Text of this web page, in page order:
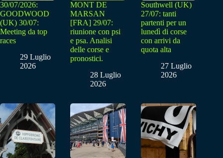
30/07/2026:
GOODWOOD
(UK) 30/07:
Meeting da top
races
29 Luglio
2026
MONT DE
MARSAN
[FRA] 29/07:
riunione con psi
e psa. Analisi
delle corse e
pronostici.
28 Luglio
2026
Southwell (UK)
27/07: tanti
partenti per un
lunedì di corse
con arrivi da
quota alta
27 Luglio
2026